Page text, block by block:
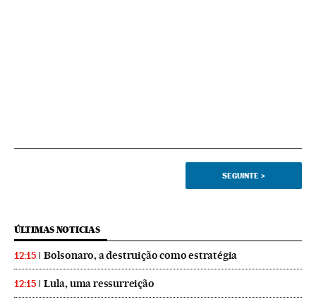
SEGUINTE >
ÚLTIMAS NOTICIAS
12:15 Bolsonaro, a destruição como estratégia
12:15 Lula, uma ressurreição